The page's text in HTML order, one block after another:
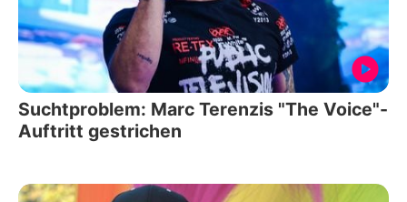
Suchtproblem: Marc Terenzis "The Voice"-
Auftritt gestrichen